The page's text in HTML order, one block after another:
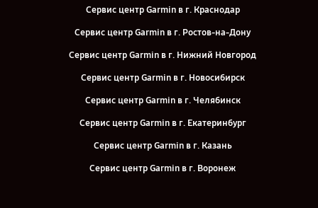
Сервис центр Garmin в г. Краснодар
Сервис центр Garmin в г. Ростов-на-Дону
Сервис центр Garmin в г. Нижний Новгород
Сервис центр Garmin в г. Новосибирск
Сервис центр Garmin в г. Челябинск
Сервис центр Garmin в г. Екатеринбург
Сервис центр Garmin в г. Казань
Сервис центр Garmin в г. Воронеж